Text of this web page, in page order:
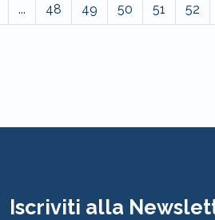
... 48 49 50 51 52
Iscriviti alla